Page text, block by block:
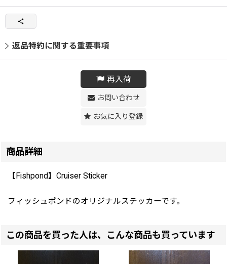
返品特約に関する重要事項
再入荷
お問い合わせ
お気に入り登録
商品詳細
【Fishpond】Cruiser Sticker
フィッシュポンドのオリジナルステッカーです。
この商品を買った人は、こんな商品も買っています